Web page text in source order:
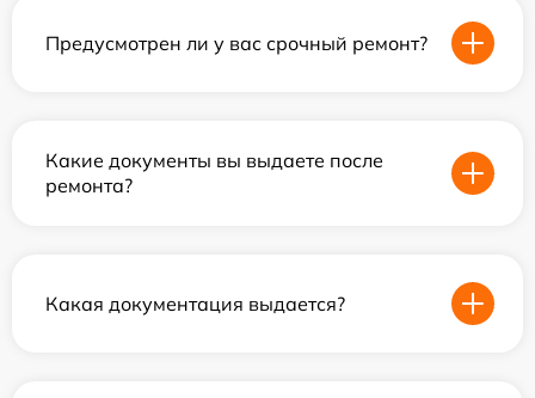
Предусмотрен ли у вас срочный ремонт?
Какие документы вы выдаете после
ремонта?
Какая документация выдается?